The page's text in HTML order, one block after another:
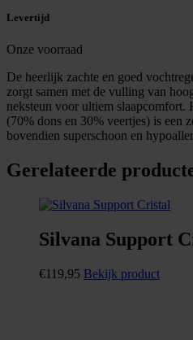
Levertijd
Onze voorraad
De heerlijk zachte en goed
zorgt samen met de vulling van
neksteun voor ultiem
(70% dons en 30% veertjes) is een
bovendien superschoon en
Gerelateerde
Silvana Support
€119,95 Bekijk product